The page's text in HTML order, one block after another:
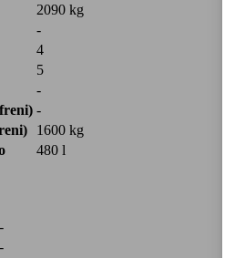
2090 kg
-
4
5
-
-
1600 kg
480 l
-
-